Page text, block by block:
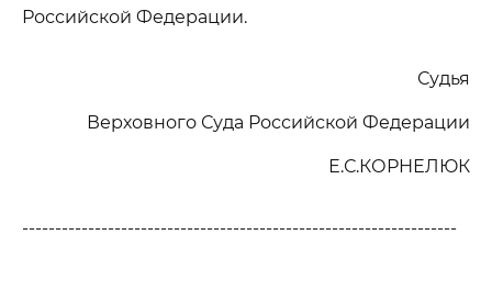
Российской Федерации.
Судья
Верховного Суда Российской Федерации
Е.С.КОРНЕЛЮК
------------------------------------------------------------------